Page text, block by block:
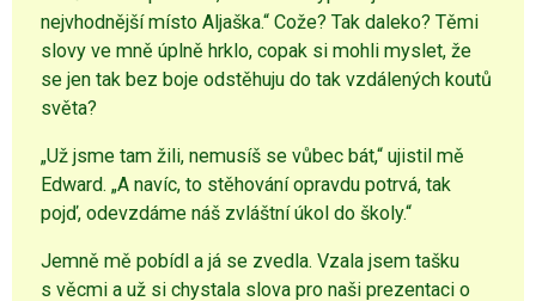
nejvhodnější místo Aljaška.“ Cože? Tak daleko? Těmi
slovy ve mně úplně hrklo, copak si mohli myslet, že
se jen tak bez boje odstěhuju do tak vzdálených koutů
světa?
„Už jsme tam žili, nemusíš se vůbec bát,“ ujistil mě
Edward. „A navíc, to stěhování opravdu potrvá, tak
pojď, odevzdáme náš zvláštní úkol do školy.“
Jemně mě pobídl a já se zvedla. Vzala jsem tašku
s věcmi a už si chystala slova pro naši prezentaci o